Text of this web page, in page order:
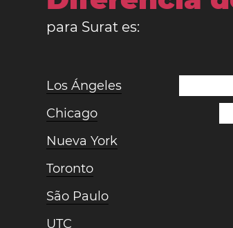
para Surat es:
Los Ángeles
Chicago
Nueva York
Toronto
São Paulo
UTC